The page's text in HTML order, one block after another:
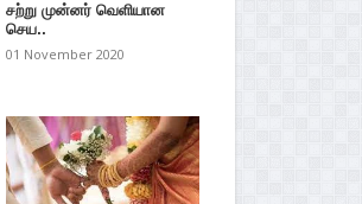
சற்று முன்னர் வெளியான
செய..
01 November 2020